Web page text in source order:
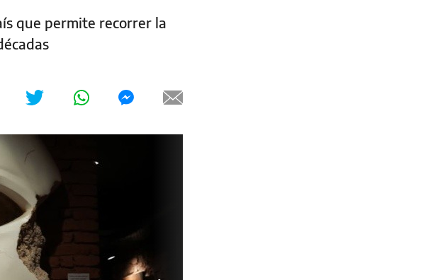
que permite recorrer la